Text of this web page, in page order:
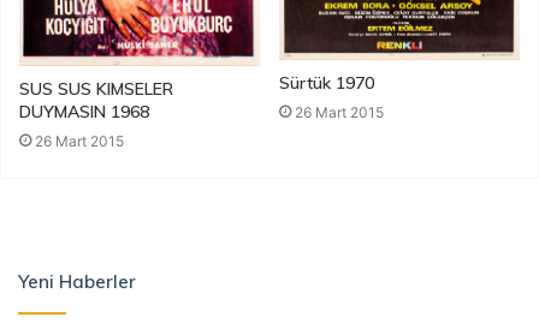
SUS SUS KIMSELER
DUYMASIN 1968
26 Mart 2015
Sürtük 1970
26 Mart 2015
Yeni Haberler